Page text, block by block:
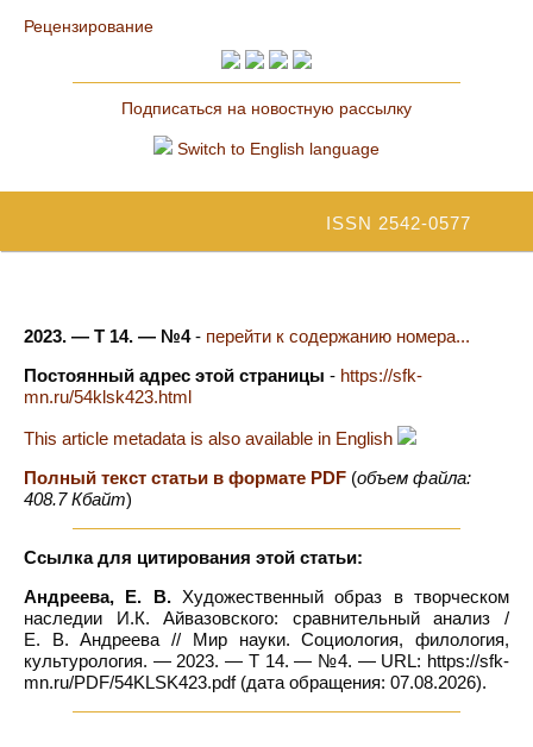
Рецензирование
Подписаться на новостную рассылку
Switch to English language
ISSN 2542-0577
2023. — Т 14. — №4- перейти к содержанию номера...
Постоянный адрес этой страницы - https://sfk-
mn.ru/54klsk423.html
This article metadata is also available in English
Полный текст статьи в формате PDF (объем файла:
408.7 Кбайт)
Ссылка для цитирования этой статьи:
Андреева, Е. В.Художественный образ в творческом
наследии И.К. Айвазовского: сравнительный анализ /
Е. В. Андреева // Мир науки. Социология, филология,
культурология. — 2023. — Т 14. — №4. — URL: https://sfk-
mn.ru/PDF/54KLSK423.pdf (дата обращения: 07.08.2026).